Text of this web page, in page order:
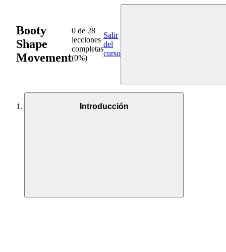
Booty
Shape
Movement
0 de 28
lecciones
completas
(0%)
Salir
del
curso
Introducción